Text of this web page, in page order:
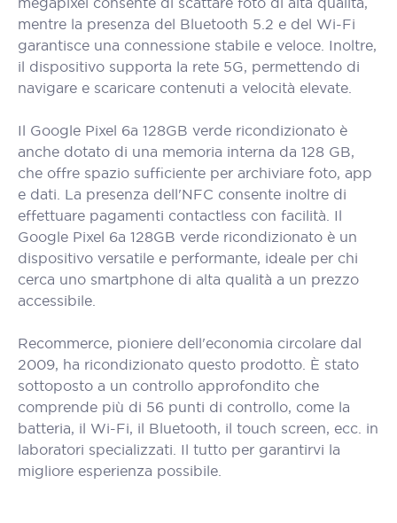
mentre la presenza del Bluetooth 5.2 e del Wi-Fi
garantisce una connessione stabile e veloce. Inoltre,
il dispositivo supporta la rete 5G, permettendo di
navigare e scaricare contenuti a velocità elevate.
Il Google Pixel 6a 128GB verde ricondizionato è
anche dotato di una memoria interna da 128 GB,
che offre spazio sufficiente per archiviare foto, app
e dati. La presenza dell'NFC consente inoltre di
effettuare pagamenti contactless con facilità. Il
Google Pixel 6a 128GB verde ricondizionato è un
dispositivo versatile e performante, ideale per chi
cerca uno smartphone di alta qualità a un prezzo
accessibile.
Recommerce, pioniere dell'economia circolare dal
2009, ha ricondizionato questo prodotto. È stato
sottoposto a un controllo approfondito che
comprende più di 56 punti di controllo, come la
batteria, il Wi-Fi, il Bluetooth, il touch screen, ecc. in
laboratori specializzati. Il tutto per garantirvi la
migliore esperienza possibile.